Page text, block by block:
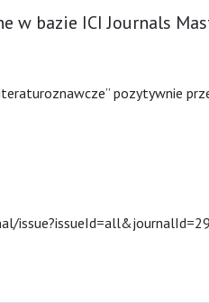
w bazie ICI Journals
pozytywnie